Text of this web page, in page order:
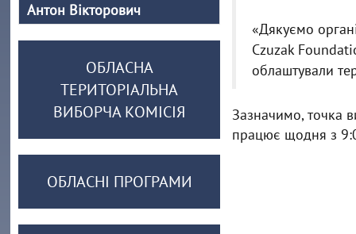
«Дякуємо
Czuzak
облаштували
Зазначимо, точка
працює щодня з
Антон Вікторович
ОБЛАСНА
ТЕРИТОРІАЛЬНА
ВИБОРЧА КОМІСІЯ
ОБЛАСНІ ПРОГРАМИ